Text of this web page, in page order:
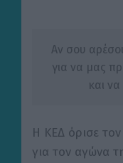
Αν σου
για να μας
και
Η ΚΕΔ όρισε
για τον αγώνα